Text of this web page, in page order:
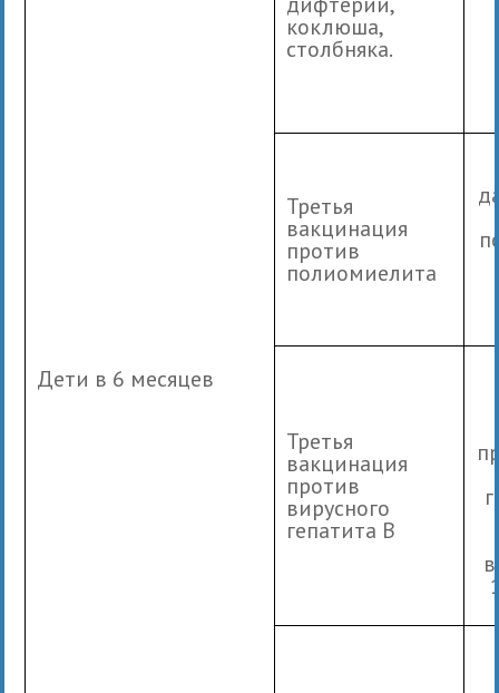
Дети в 6 месяцев
коклюша,
столбняка.
Третья
вакцинация
против
полиомиелита
Третья
вакцинация
против
вирусного
гепатита В